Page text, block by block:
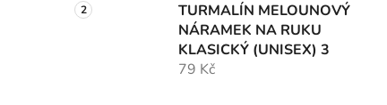
TURMALÍN MELOUNOVÝ
NÁRAMEK NA RUKU
KLASICKÝ (UNISEX) 3
79 Kč